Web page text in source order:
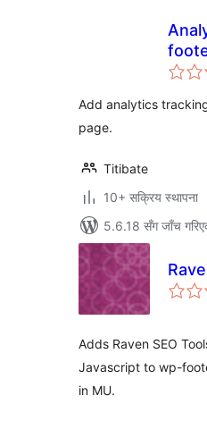
Add analytics
page.
Titibate
10+ सक्रिय स्थापना
5.6.18 सँग जाँच
Adds Raven SEO
Javascript to wp-
in MU.